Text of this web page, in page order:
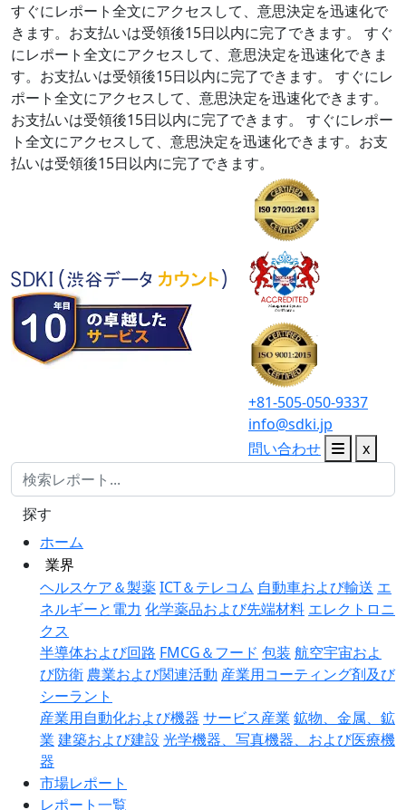
すぐにレポート全文にアクセスして、意思決定を迅速化で
きます。お支払いは受領後15日以内に完了できます。
すぐ
にレポート全文にアクセスして、意思決定を迅速化できま
す。お支払いは受領後15日以内に完了できます。
すぐにレ
ポート全文にアクセスして、意思決定を迅速化できます。
お支払いは受領後15日以内に完了できます。
すぐにレポー
ト全文にアクセスして、意思決定を迅速化できます。お支
払いは受領後15日以内に完了できます。
+81-505-050-9337
info@sdki.jp
問い合わせ
x
ホーム
業界
ヘルスケア＆製薬ICT＆テレコム 自動車および輸送 エ
ネルギーと電力 化学薬品および先端材料 エレクトロニ
クス
半導体および回路 FMCG＆フード 包装 航空宇宙およ
び防衛 農業および関連活動 産業用コーティング剤及び
シーラント
産業用自動化および機器 サービス産業 鉱物、金属、鉱
業 建築および建設 光学機器、写真機器、および医療機
器
市場レポート
レポート一覧
探す